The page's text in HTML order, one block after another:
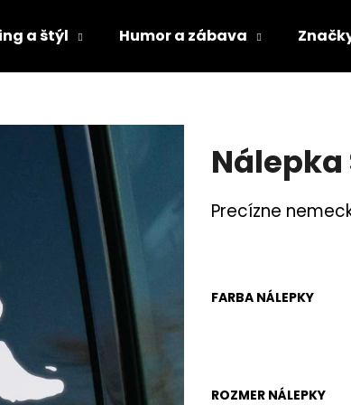
a štýl Humor a zábava
Precízne
FARBA NÁLEPKY
ROZMER NÁLEPKY
HĽADAŤ
Odporúčame